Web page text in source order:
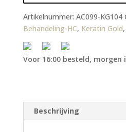
Artikelnummer: AC099-KG104
Behandeling-HC, Keratin Gold,
Voor 16:00 besteld, morgen
Beschrijving